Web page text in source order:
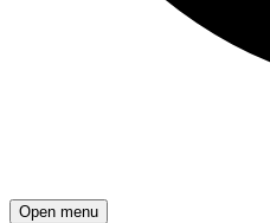
Open menu